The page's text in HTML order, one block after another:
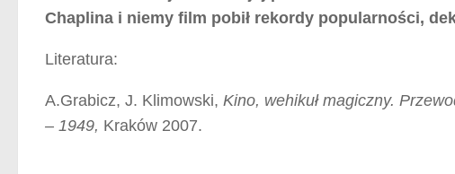
Chaplina i niemy film pobił rekordy popularności,
Literatura:
A.Grabicz, J. Klimowski, Kino, wehikuł magiczny.
– 1949, Kraków 2007.